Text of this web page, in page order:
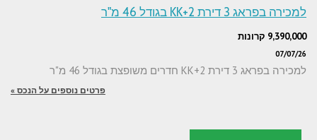
למכירה בפראג 3 דירת 2+KK בגודל 46 מ"ר
9,390,000 קרונות
07/07/26
למכירה בפראג 3 דירת 2+KK חדרים משופצת בגודל 46 מ"ר
פרטים נוספים על הנכס »